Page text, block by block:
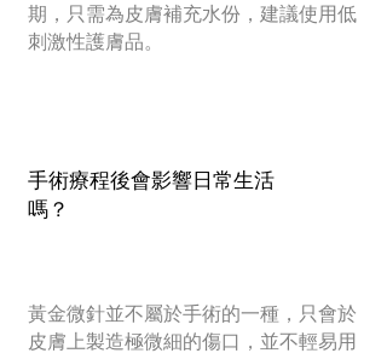
期，只需為皮膚補充水份，建議使用低
刺激性護膚品。
手術療程後會影響日常生活
嗎？
黃金微針並不屬於手術的一種，只會於
皮膚上製造極微細的傷口，並不輕易用